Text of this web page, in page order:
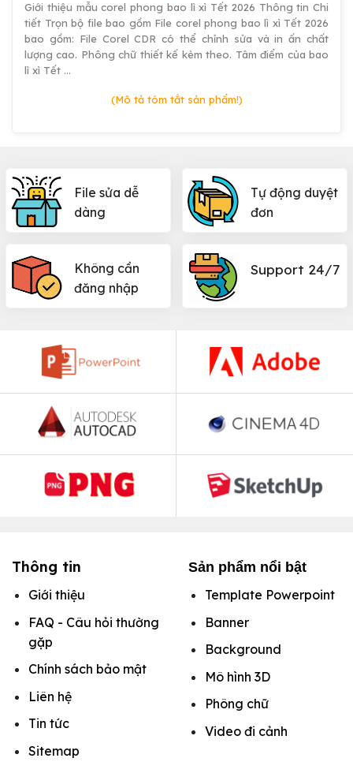
Giới thiệu mẫu corel phong bao lì xì Tết 2026 Thông tin Chi
tiết Trọn bộ file bao gồm File corel phong bao lì xì Tết 2026
bao gồm: File Corel CDR có thể chỉnh sửa và in ấn chất
lượng cao. Phông chữ thiết kế kèm theo. Tâm điểm của bao
lì xì Tết …
(Mô tả tóm tắt sản phẩm!)
File sửa dễ
dàng
Tự động duyệt
đơn
Không cần
đăng nhập
Support 24/7
Thông tin
Giới thiệu
FAQ - Câu hỏi thường
gặp
Chính sách bảo mật
Liên hệ
Tin tức
Sitemap
Sản phẩm nổi bật
Template Powerpoint
Banner
Background
Mô hình 3D
Phông chữ
Video đi cảnh